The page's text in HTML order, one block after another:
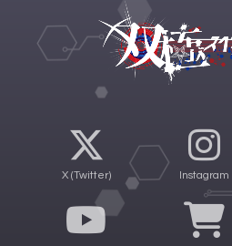
X (Twitter) Instagram